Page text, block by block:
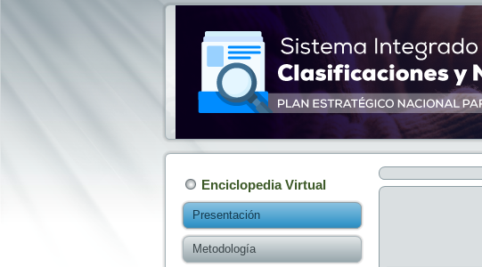
Enciclopedia Virtual
Presentación
Metodología